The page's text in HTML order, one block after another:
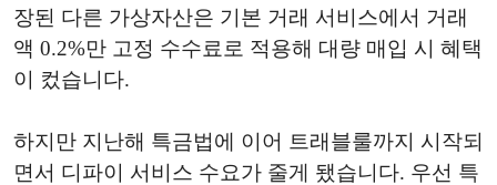
장된 다른 가상자산은 기본 거래 서비스에서 거래
액 0.2%만 고정 수수료로 적용해 대량 매입 시 혜택
이 컸습니다.
하지만 지난해 특금법에 이어 트래블룰까지 시작되
면서 디파이 서비스 수요가 줄게 됐습니다. 우선 특